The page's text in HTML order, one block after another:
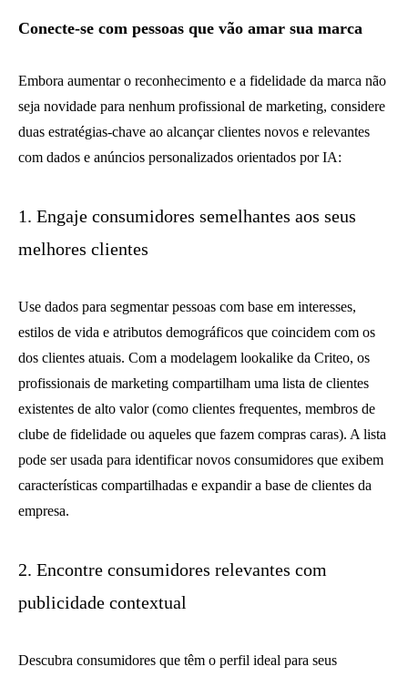
Conecte-se com pessoas que vão amar sua marca
Embora aumentar o reconhecimento e a fidelidade da marca não
seja novidade para nenhum profissional de marketing, considere
duas estratégias-chave ao alcançar clientes novos e relevantes
com dados e anúncios personalizados orientados por IA:
1. Engaje consumidores semelhantes aos seus
melhores clientes
Use dados para segmentar pessoas com base em interesses,
estilos de vida e atributos demográficos que coincidem com os
dos clientes atuais. Com a modelagem lookalike da Criteo, os
profissionais de marketing compartilham uma lista de clientes
existentes de alto valor (como clientes frequentes, membros de
clube de fidelidade ou aqueles que fazem compras caras). A lista
pode ser usada para identificar novos consumidores que exibem
características compartilhadas e expandir a base de clientes da
empresa.
2. Encontre consumidores relevantes com
publicidade contextual
Descubra consumidores que têm o perfil ideal para seus